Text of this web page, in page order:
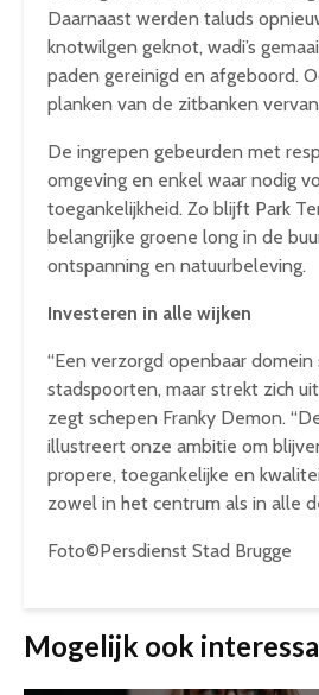
Daarnaast werden taluds
knotwilgen geknot, wadi’s
paden gereinigd en afgeboord.
planken van de zitbanken
De ingrepen gebeurden met
omgeving en enkel waar nodig
toegankelijkheid. Zo blijft Park
belangrijke groene long in de
ontspanning en natuurbeleving.
Investeren in alle wijken
“Een verzorgd openbaar
stadspoorten, maar strekt zich
zegt schepen Franky Demon.
illustreert onze ambitie om
propere, toegankelijke en
zowel in het centrum als in alle
Foto©Persdienst Stad Brugge
Mogelijk ook